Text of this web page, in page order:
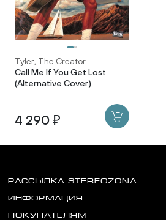
Tyler, The Creator
Call Me If You Get Lost
(Alternative Cover)
4 290 ₽
РАССЫЛКА STEREOZONA
ИНФОРМАЦИЯ
ПОКУПАТЕЛЯМ